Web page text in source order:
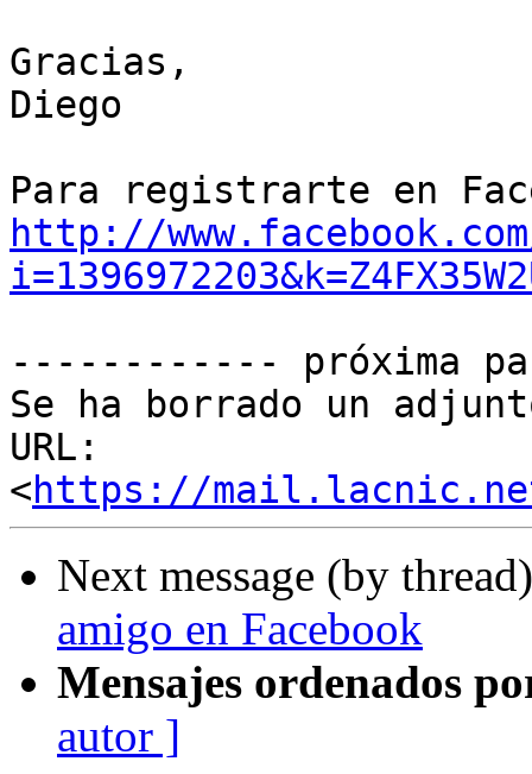
Gracias,
Diego
http://
------------ próxima
Se ha borrado un
URL:
<https://mail.lacnic.net/
Next message (by
amigo en Facebook
Mensajes ordenados
autor ]